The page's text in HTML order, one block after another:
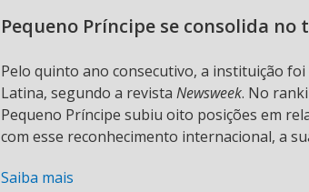
Pequeno Príncipe se consolida
Pelo quinto ano consecutivo, a instituição
Latina, segundo a revista Newsweek. No
Pequeno Príncipe subiu oito posições em
com esse reconhecimento internacional, a
Saiba mais